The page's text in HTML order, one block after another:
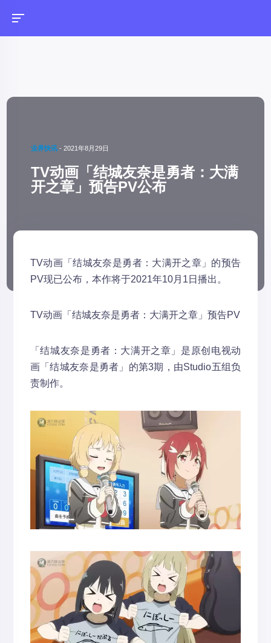
业界快讯 -2021年8月29日
TV动画「结城友奈是勇者：大满
开之章」预告PV公布
TV动画「结城友奈是勇者：大满开之章」的预告
PV现已公布，本作将于2021年10月1日播出。
TV动画「结城友奈是勇者：大满开之章」预告PV
「结城友奈是勇者：大满开之章」是原创电视动
画「结城友奈是勇者」的第3期，由Studio五组负
责制作。